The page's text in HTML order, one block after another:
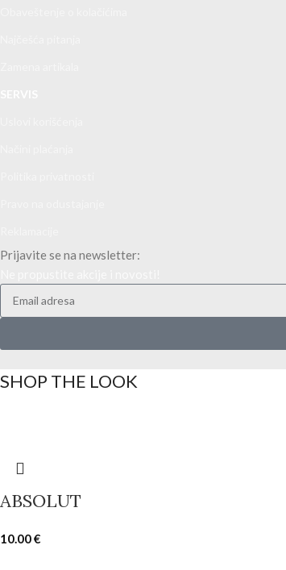
Prijavite se na newsletter:
SHOP THE LOOK
ABSOLUT
10.00€